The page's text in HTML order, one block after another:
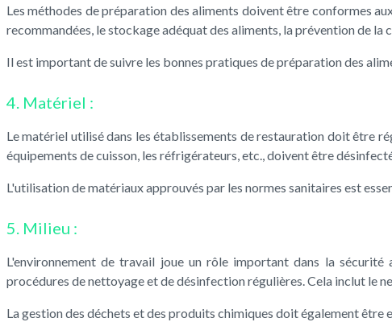
Les méthodes de préparation des aliments doivent être conformes
recommandées, le stockage adéquat des aliments, la prévention de la
Il est important de suivre les bonnes pratiques de préparation des
4. Matériel :
Le matériel utilisé dans les établissements de restauration doit être
équipements de cuisson, les réfrigérateurs, etc., doivent être
L'utilisation de matériaux approuvés par les normes sanitaires est
5. Milieu :
L'environnement de travail joue un rôle important dans la
procédures de nettoyage et de désinfection régulières. Cela inclut le
La gestion des déchets et des produits chimiques doit également